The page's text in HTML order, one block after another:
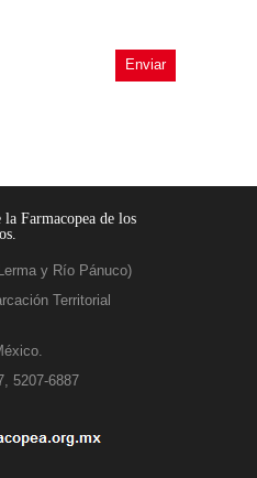
Farmacopea de los
y Río Pánuco)
Territorial
5207-6887